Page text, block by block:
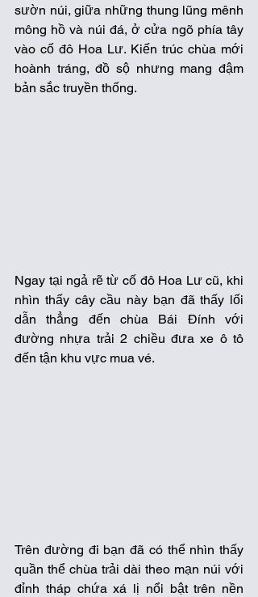
sườn núi, giữa những thung lũng mênh
mông hồ và núi đá, ở cửa ngõ phía tây
vào cố đô Hoa Lư. Kiến trúc chùa mới
hoành tráng, đồ sộ nhưng mang đậm
bản sắc truyền thống.
Ngay tại ngả rẽ từ cố đô Hoa Lư cũ, khi
nhìn thấy cây cầu này bạn đã thấy lối
dẫn thẳng đến chùa Bái Đính với
đường nhựa trải 2 chiều đưa xe ô tô
đến tận khu vực mua vé.
Trên đường đi bạn đã có thể nhìn thấy
quần thể chùa trải dài theo mạn núi với
đỉnh tháp chứa xá lị nổi bật trên nền